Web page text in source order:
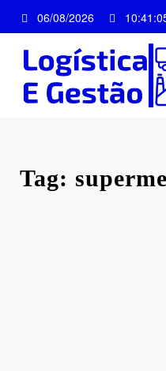
para
conteúdo
06/08/2026
Tag: